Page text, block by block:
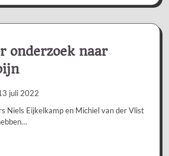
onderzoek naar
juli 2022
Niels Eijkelkamp en Michiel van der Vlist